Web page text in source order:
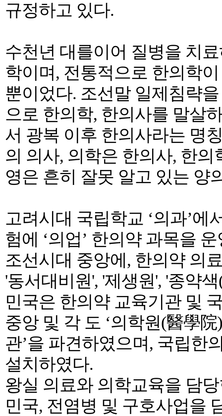
규정하고 있다.
수천년 대를이어 질병을 치
학이며, 전통적으로 한의학이
뿐이었다. 조선말 일제침략
으로 한의학, 한의사를 말살
서 광복 이후 한의사라는 명
의 의사, 의학은 한의사, 한
영은 흔히 잘못 알고 있는 양
고려시대 국립학교 ‘의과’에
험에 ‘의업’ 한의약 과목을
조선시대 중앙에, 한의약 의
'동서대비원', '제생원', '종약
민국은 한의약 교육기관 및
중앙 및 각 도 ‘의학원(醫學
관’을 파견하였으며, 국립한
설치하였다.
왕실 의료와 의학교육을 담
민국, 전염병 및 구호사업을